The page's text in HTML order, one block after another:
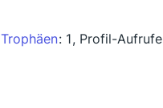
Trophäen 1 Profil-Aufrufe